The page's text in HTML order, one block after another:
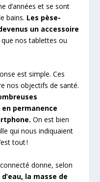
d’années et se sont
bains. Les pèse-
un accessoire
nos tablettes ou
est simple. Ces
nos objectifs de santé.
permanence
On est bien
qui nous indiquaient
tout !
donne, selon
la masse de